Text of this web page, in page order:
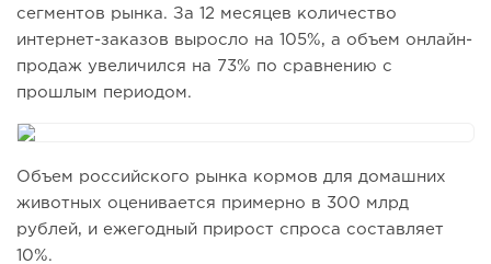
сегментов рынка. За 12 месяцев количество
интернет-заказов выросло на 105%, а объем онлайн-
продаж увеличился на 73% по сравнению с
прошлым периодом.
Объем российского рынка кормов для домашних
животных оценивается примерно в 300 млрд
рублей, и ежегодный прирост спроса составляет
10%.